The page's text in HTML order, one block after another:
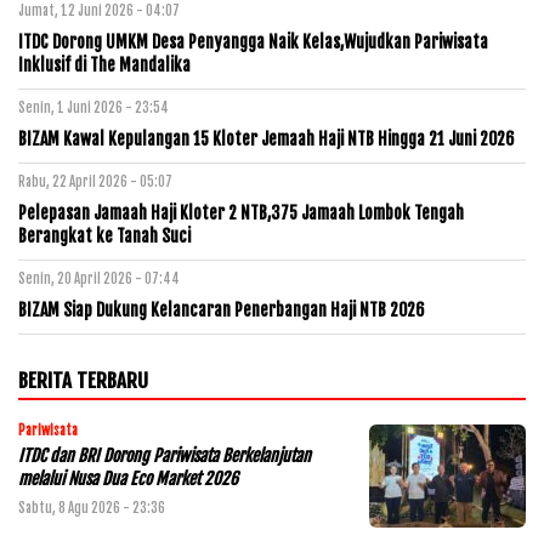
Jumat, 12 Juni 2026 - 04:07
ITDC Dorong UMKM Desa Penyangga Naik Kelas,Wujudkan Pariwisata
Inklusif di The Mandalika
Senin, 1 Juni 2026 - 23:54
BIZAM Kawal Kepulangan 15 Kloter Jemaah Haji NTB Hingga 21 Juni 2026
Rabu, 22 April 2026 - 05:07
Pelepasan Jamaah Haji Kloter 2 NTB,375 Jamaah Lombok Tengah
Berangkat ke Tanah Suci
Senin, 20 April 2026 - 07:44
BIZAM Siap Dukung Kelancaran Penerbangan Haji NTB 2026
BERITA TERBARU
Pariwisata
ITDC dan BRI Dorong Pariwisata Berkelanjutan
melalui Nusa Dua Eco Market 2026
Sabtu, 8 Agu 2026 - 23:36